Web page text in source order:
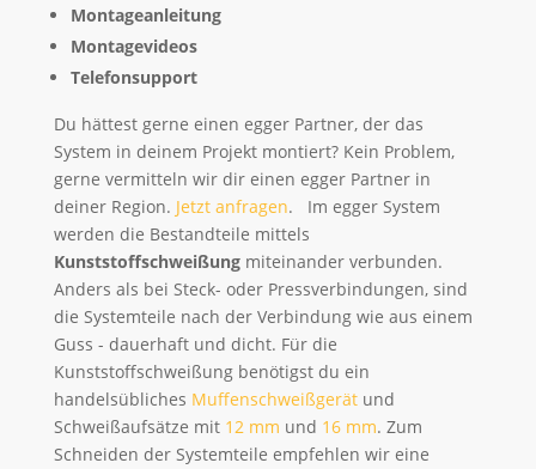
Montageanleitung
Montagevideos
Telefonsupport
Du hättest gerne einen egger Partner, der das
System in deinem Projekt montiert? Kein Problem,
gerne vermitteln wir dir einen egger Partner in
deiner Region. Jetzt anfragen. Im egger System
werden die Bestandteile mittels
Kunststoffschweißungmiteinander verbunden.
Anders als bei Steck- oder Pressverbindungen, sind
die Systemteile nach der Verbindung wie aus einem
Guss - dauerhaft und dicht. Für die
Kunststoffschweißung benötigst du ein
handelsübliches Muffenschweißgerätund
Schweißaufsätze mit 12 mm und 16 mm. Zum
Schneiden der Systemteile empfehlen wir eine